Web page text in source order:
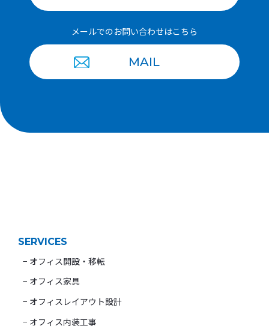
メールでのお問い合わせはこちら
MAIL
SERVICES
− オフィス開設・移転
− オフィス家具
− オフィスレイアウト設計
− オフィス内装工事